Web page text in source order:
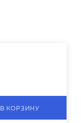
В КОРЗИНУ